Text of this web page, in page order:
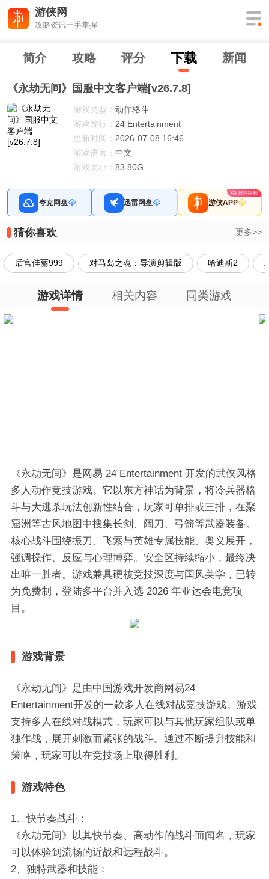
游侠网
攻略资讯一手掌握
简介 攻略 评分 下载 新闻
《永劫无间》国服中文客户端[v26.7.8]
游戏类型： 动作格斗
游戏发行： 24 Entertainment
更新时间： 2026-07-08 16:46
游戏语言： 中文
游戏大小： 83.80G
夸克网盘 迅雷网盘 游侠APP
猜你喜欢 更多>>
后宫佳丽999 对马岛之魂：导演剪辑版 哈迪斯2
游戏详情 相关内容 同类游戏
《永劫无间》是网易 24 Entertainment 开发的武侠风格
多人动作竞技游戏。它以东方神话为背景，将冷兵器格
斗与大逃杀玩法创新性结合，玩家可单排或三排，在聚
窟洲等古风地图中搜集长剑、阔刀、弓箭等武器装备。
核心战斗围绕振刀、飞索与英雄专属技能、奥义展开，
强调操作、反应与心理博弈。安全区持续缩小，最终决
出唯一胜者。游戏兼具硬核竞技深度与国风美学，已转
为免费制，登陆多平台并入选 2026 年亚运会电竞项
目。
游戏背景
《永劫无间》是由中国游戏开发商网易24
Entertainment开发的一款多人在线对战竞技游戏。游戏
支持多人在线对战模式，玩家可以与其他玩家组队或单
独作战，展开刺激而紧张的战斗。通过不断提升技能和
策略，玩家可以在竞技场上取得胜利。
游戏特色
1、快节奏战斗：
《永劫无间》以其快节奏、高动作的战斗而闻名，玩家
可以体验到流畅的近战和远程战斗。
2、独特武器和技能：